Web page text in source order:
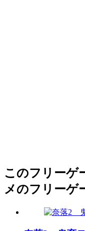
このフリーゲ
メのフリーゲ